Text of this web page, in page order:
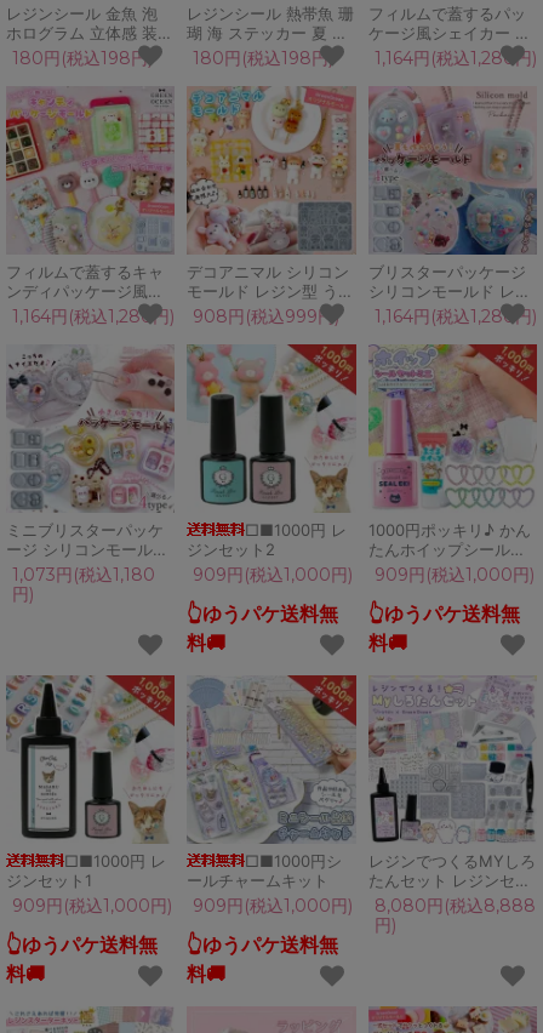
レジンシール 金魚 泡
ホログラム 立体感 装飾
キラキラ 夏 祭り 貝 シ
ェル 風鈴 涼感 貼るだ
け 簡単 涼し気 夏らし
い 初心者 封入 ネイル
透明 デコ UVレジン ク
ラフト
180円(税込198円)
レジンシール 熱帯魚 珊
瑚 海 ステッカー 夏 マ
リン カクレクマノミ サ
ンゴ 波 エンゼルフィッ
シュ 封入パーツ ネイル
シール 透明 デコパーツ
UVレジン クラフト
180円(税込198円)
フィルムで蓋するパッ
ケージ風シェイカー シ
リコンモールド ブリス
ターパッケージ シャカ
シャカ レジン型 ミニチ
ュア カンパーツ 手芸
GreenOceanオリジナ
ル♪
1,164円(税込1,280円)
フィルムで蓋するキャ
ンディパッケージ風シ
ェイカー シリコンモー
ルド ブリスターパッケ
ージ シャカシャカ レジ
ン型 ミニチュア
GreenOceanオリジナ
ル♪
1,164円(税込1,280円)
デコアニマル シリコン
モールド レジン型 うさ
ぎ くま ねこ 猫 動物 デ
コ パーツ 封入 アレン
ジ 立体 3d UVレジン
GreenOceanオリジナ
ル♪
908円(税込999円)
ブリスターパッケージ
シリコンモールド レジ
ン型 キーホルダー ブリ
スターパック ミニチュ
ア 3マス 2マス たまご
型 ハート型 お弁当 UV
レジン クラフト
1,164円(税込1,280円)
ミニブリスターパッケ
ージ シリコンモールド
キーホルダー ブリスタ
ーパック ミニチュア 3
マス 2マス たまご型 ハ
1,073円(税込1,180
円)
□■1000円 レ
ジンセット2
909円(税込1,000円)
👆ゆうパケ送料無
料🚚
1000円ポッキリ♪ かん
たんホイップシールセ
ットミニ 手作りキット
シールキット ハート 手
作りシール ホイップデ
コ 子供 簡単 女の子 作
る まさるのシール液
909円(税込1,000円)
👆ゆうパケ送料無
料🚚
□■1000円 レ
ジンセット1
909円(税込1,000円)
👆ゆうパケ送料無
料🚚
□■1000円シ
ールチャームキット
909円(税込1,000円)
👆ゆうパケ送料無
料🚚
レジンでつくるMYしろ
たんセット レジンセッ
ト スターター キット
説明書 子供 女の子 小
学生 中学生 プレゼント
GreenOceanオリジナ
8,080円(税込8,888
円)